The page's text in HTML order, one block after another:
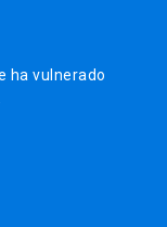
ha vulnerado